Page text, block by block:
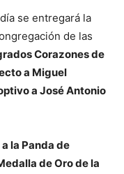
se entregará la
de las
Corazones de
a Miguel
a José Antonio
la Panda de
de Oro de la